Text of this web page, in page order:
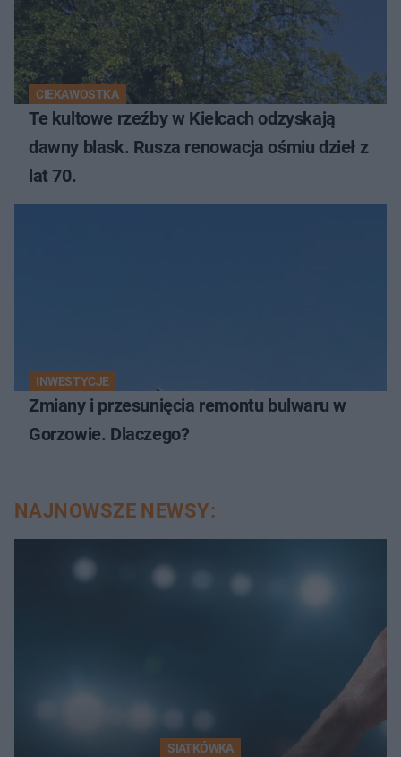
CIEKAWOSTKA
Te kultowe rzeźby w Kielcach odzyskają
dawny blask. Rusza renowacja ośmiu dzieł z
lat 70.
INWESTYCJE
Zmiany i przesunięcia remontu bulwaru w
Gorzowie. Dlaczego?
NAJNOWSZE NEWSY:
SIATKÓWKA